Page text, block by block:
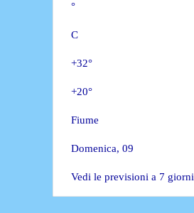
°
C
+32°
+20°
Fiume
Domenica, 09
Vedi le previsioni a 7 giorni